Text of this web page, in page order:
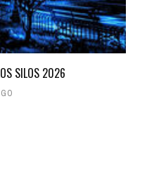
SILOS 2026